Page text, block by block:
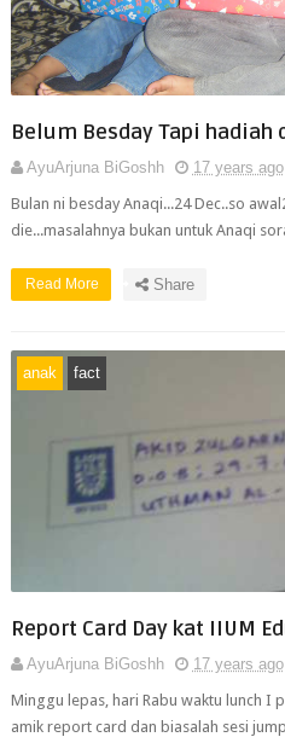
Belum Besday Tapi hadiah
AyuArjuna BiGoshh
17 years ago
Bulan ni besday Anaqi...24 Dec..so
die...masalahnya bukan untuk Anaqi
Read More Share
anak fact
Report Card Day kat IIUM
AyuArjuna BiGoshh
17 years ago
Minggu lepas, hari Rabu waktu lunch I
amik report card dan biasalah sesi